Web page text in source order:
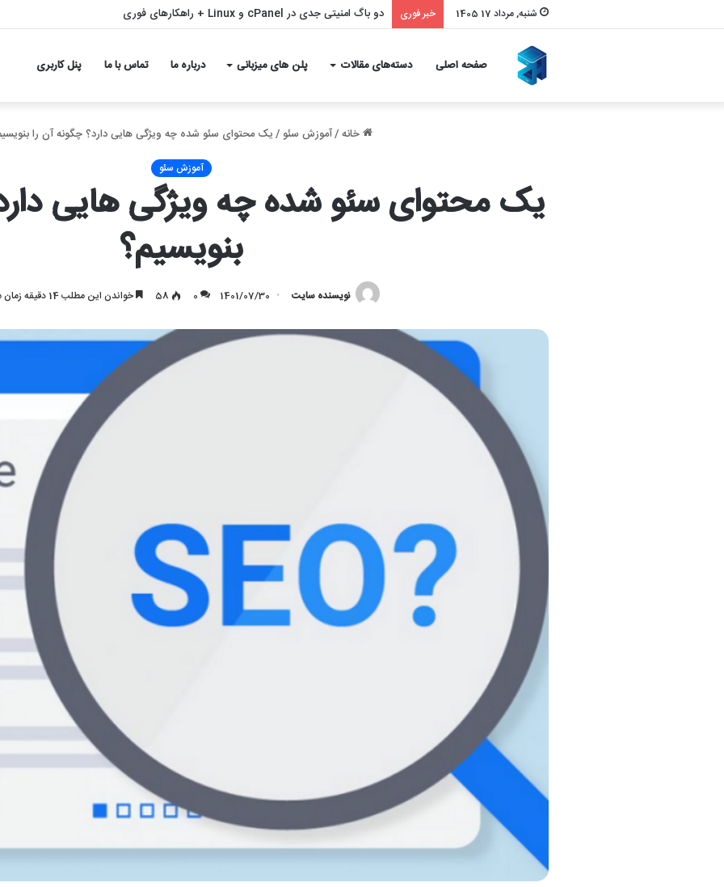
شنبه, مرداد 17 1405 خبر فوری دو باگ امنیتی جدی در cPanel و Linux + راهکارهای فوری
صفحه اصلی دسته‌های مقالات پلن های میزبانی درباره ما تماس با ما پنل کاربری
خانه/آموزش سئو/یک محتوای سئو شده چه ویژگی هایی دارد؟ چگونه آن را
آموزش سئو
یک محتوای سئو شده چه ویژگی هایی
بنویسیم؟
نویسنده سایت 1401/07/30
0
58 خواندن این مطلب 14 دقیقه زمان میبرد